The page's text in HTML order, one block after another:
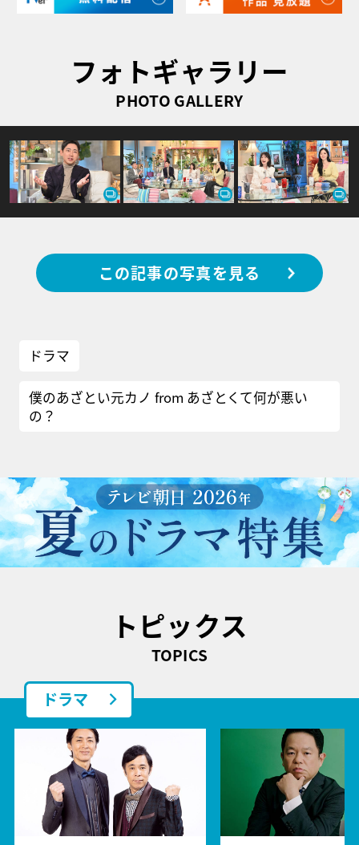
フォトギャラリー
PHOTO GALLERY
この記事の写真を見る
ドラマ
僕のあざとい元カノ from あざとくて何が悪い
の？
トピックス
TOPICS
ドラマ